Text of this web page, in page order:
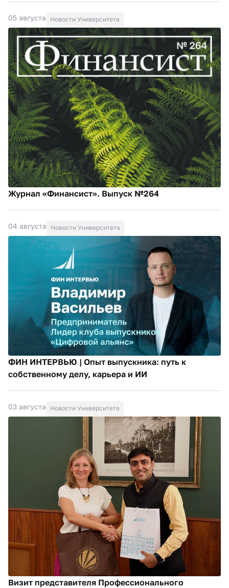
05 августа Новости Университета
Журнал «Финансист». Выпуск №264
04 августа Новости Университета
ФИН ИНТЕРВЬЮ | Опыт выпускника: путь к
собственному делу, карьера и ИИ
03 августа Новости Университета
Визит представителя Профессионального